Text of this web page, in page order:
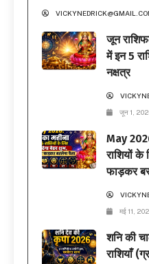
जून
में इन 5
नक्षत्र
जून 1,
May
राशियों के
फाड़कर
मई 11,
शनि की
राशियाँ